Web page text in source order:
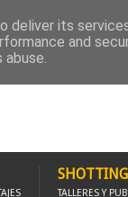
GRUPO FACEBOOK
TALLERES Y
deliver its
and